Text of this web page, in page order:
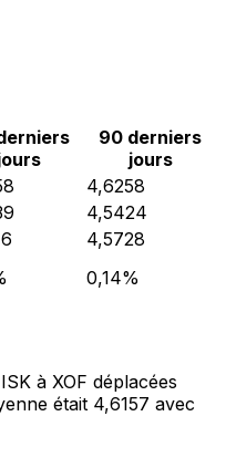
90 derniers
jours
4,6258
4,5424
4,5728
0,14%
à XOF déplacées
était 4,6157 avec